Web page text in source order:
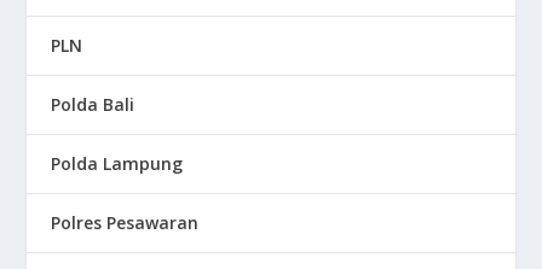
PLN
Polda Bali
Polda Lampung
Polres Pesawaran